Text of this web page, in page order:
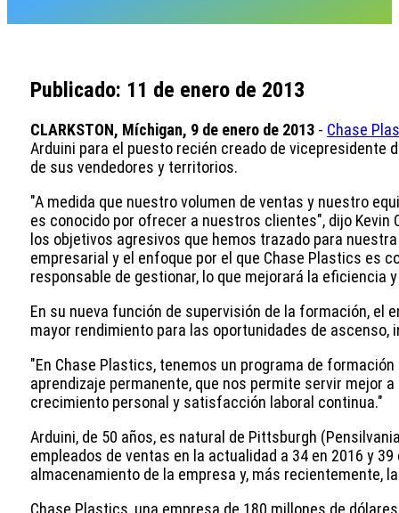
Publicado: 11 de enero de 2013
CLARKSTON, Míchigan, 9 de enero de 2013 - Chase
Arduini para el puesto recién creado de vicepresidente
de sus vendedores y territorios.
"A medida que nuestro volumen de ventas y nuestro
es conocido por ofrecer a nuestros clientes", dijo
los objetivos agresivos que hemos trazado para
empresarial y el enfoque por el que Chase Plastics es
responsable de gestionar, lo que mejorará la eficiencia
En su nueva función de supervisión de la formación, el
mayor rendimiento para las oportunidades de
"En Chase Plastics, tenemos un programa de
aprendizaje permanente, que nos permite servir mejor
crecimiento personal y satisfacción laboral continua."
Arduini, de 50 años, es natural de Pittsburgh
empleados de ventas en la actualidad a 34 en 2016 y
almacenamiento de la empresa y, más recientemente,
Chase Plastics, una empresa de 180 millones de